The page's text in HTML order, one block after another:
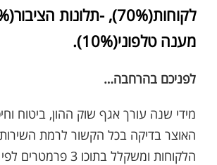
מענה טלפוני(10%).
לפניכם בהרחבה…
מידי שנה עורך אגף שוק ההון, ביטוח
האוצר בדיקה בכל הקשור לרמת השירות
הלקוחות ומשקלל בתוכו 3